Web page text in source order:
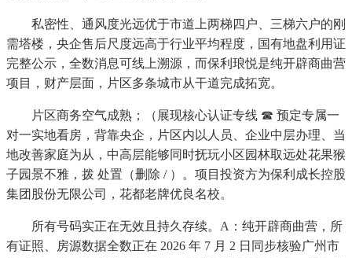
私密性、通风度光远优于市道上两梯四户、三梯六户的刚
需塔楼，央企售后尺度远高于行业平均程度，国有地盘利用证
完整公示，全数消息可线上溯源，而保利琅悦是纯开辟商曲营
项目，财产层面，片区多条城市从干道完成拓宽。
片区商务空气成熟；（展现核心认证专线 ☎ 预定专属一
对一实地看房，背靠央企，片区内以人员、企业中层办理、当
地改善家庭为从，中高层能够同时抚玩小区园林取远处花果猴
子园景不雅，拨 处置（删除 / ）。项目投资方为保利成长控股
集团股份无限公司，花都老牌优良名校。
所有号码实正在无效且持久存续。A：纯开辟商曲营，所
有证照、房源数据全数正在 2026 年 7 月 2 日同步核验广州市